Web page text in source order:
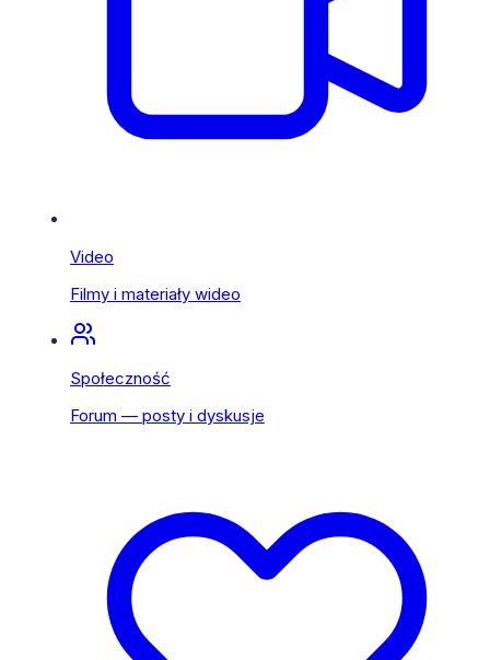
Video
Filmy i materiały wideo
Społeczność
Forum — posty i dyskusje